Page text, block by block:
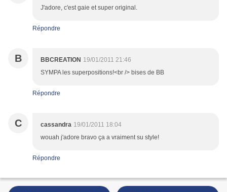
J'adore, c'est gaie et super original.
Répondre
B BBCREATION 19/01/2011 21:46
SYMPA les superpositions!<br /> bises de BB
Répondre
C cassandra 19/01/2011 18:04
wouah j'adore bravo ça a vraiment su style!
Répondre